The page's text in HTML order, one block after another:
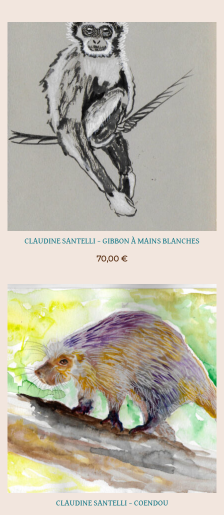
CLAUDINE SANTELLI – GIBBON À MAINS BLANCHES
70,00 €
CLAUDINE SANTELLI – COENDOU